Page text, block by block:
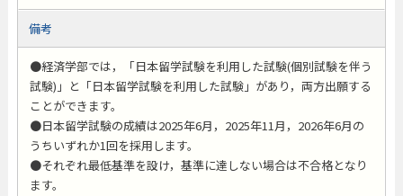
備考
●経済学部では，「日本留学試験を利用した試験(個別試験を伴う
試験)」と「日本留学試験を利用した試験」があり，両方出願する
ことができます。
●日本留学試験の成績は2025年6月，2025年11月，2026年6月の
うちいずれか1回を採用します。
●それぞれ最低基準を設け，基準に達しない場合は不合格となり
ます。